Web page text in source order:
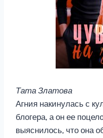
Тата Златова
Агния накинулась с
блогера, а он ее
выяснилось, что она